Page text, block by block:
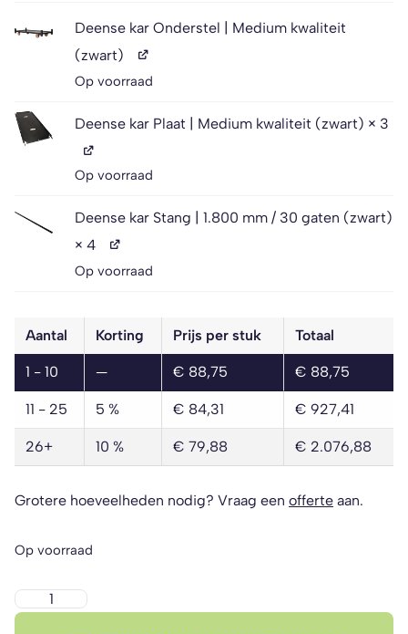
Deense kar Onderstel | Medium kwaliteit
(zwart)
Op voorraad
Deense kar Plaat | Medium kwaliteit (zwart) × 3
Op voorraad
Deense kar Stang | 1.800 mm / 30 gaten (zwart)
× 4
Op voorraad
Aantal Korting Prijs per stuk Totaal
1 - 10 — € 88,75 € 88,75
11 - 25 5 % € 84,31 € 927,41
26+ 10 % € 79,88 € 2.076,88
Grotere hoeveelheden nodig? Vraag een offerte aan.
Op voorraad
Deense
kar